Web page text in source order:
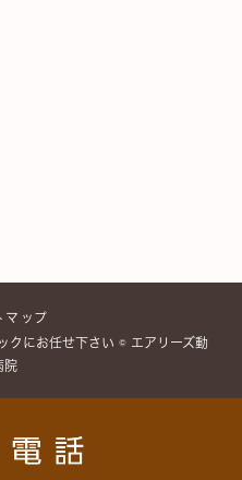
マップ
クにお任せ下さい © エアリーズ動
院